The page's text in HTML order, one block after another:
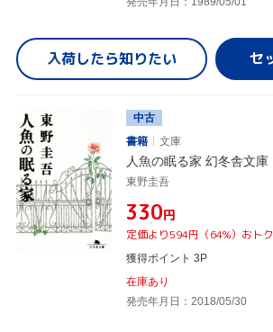
入荷したら知りたい
中古
書籍
文庫
人魚の眠る家 幻冬舎文庫
東野圭吾
¥330円
定価より594円（64%）おトク
獲得ポイント 3P
在庫あり
発売年月日：2018/05/30